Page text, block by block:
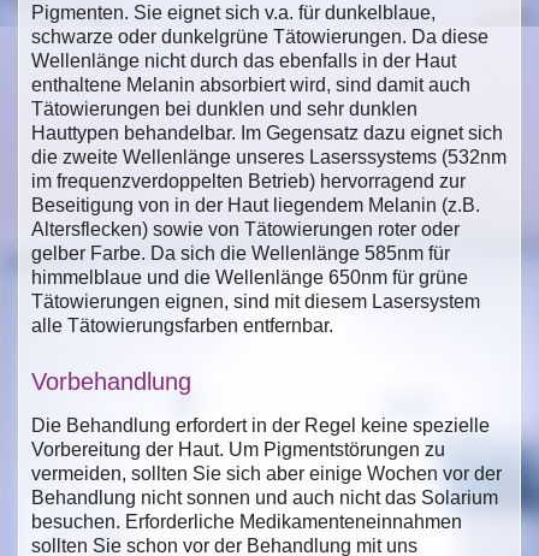
Pigmenten. Sie eignet sich v.a. für dunkelblaue,
schwarze oder dunkelgrüne Tätowierungen. Da diese
Wellenlänge nicht durch das ebenfalls in der Haut
enthaltene Melanin absorbiert wird, sind damit auch
Tätowierungen bei dunklen und sehr dunklen
Hauttypen behandelbar. Im Gegensatz dazu eignet sich
die zweite Wellenlänge unseres Laserssystems (532nm
im frequenzverdoppelten Betrieb) hervorragend zur
Beseitigung von in der Haut liegendem Melanin (z.B.
Altersflecken) sowie von Tätowierungen roter oder
gelber Farbe. Da sich die Wellenlänge 585nm für
himmelblaue und die Wellenlänge 650nm für grüne
Tätowierungen eignen, sind mit diesem Lasersystem
alle Tätowierungsfarben entfernbar.
Vorbehandlung
Die Behandlung erfordert in der Regel keine spezielle
Vorbereitung der Haut. Um Pigmentstörungen zu
vermeiden, sollten Sie sich aber einige Wochen vor der
Behandlung nicht sonnen und auch nicht das Solarium
besuchen. Erforderliche Medikamenteneinnahmen
sollten Sie schon vor der Behandlung mit uns